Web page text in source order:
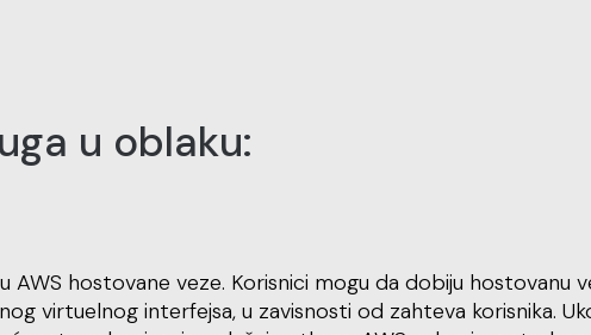
u oblaku:
hostovane veze. Korisnici mogu da dobiju
virtuelnog interfejsa, u zavisnosti od zahteva korisnika.